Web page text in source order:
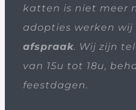
katten is niet meer
adopties werken wij
afspraak. Wij zijn
van 15u tot 18u,
feestdagen.